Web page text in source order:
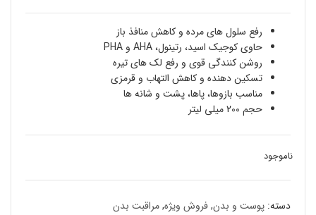
رفع سلول های مرده و کاهش منافذ باز
حاوی کوجیک اسید، رتینول، AHA و PHA
روشن کنندگی قوی و رفع لک های تیره
تسکین دهنده و کاهش التهاب و قرمزی
مناسب بازوها، پاها، پشت و شانه ها
حجم 200 میلی لیتر
ناموجود
دسته: پوست و بدن,فروش ویژه,مراقبت بدن